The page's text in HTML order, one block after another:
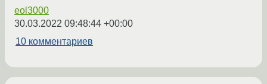
eol3000
30.03.2022 09:48:44 +00:00
10 комментариев